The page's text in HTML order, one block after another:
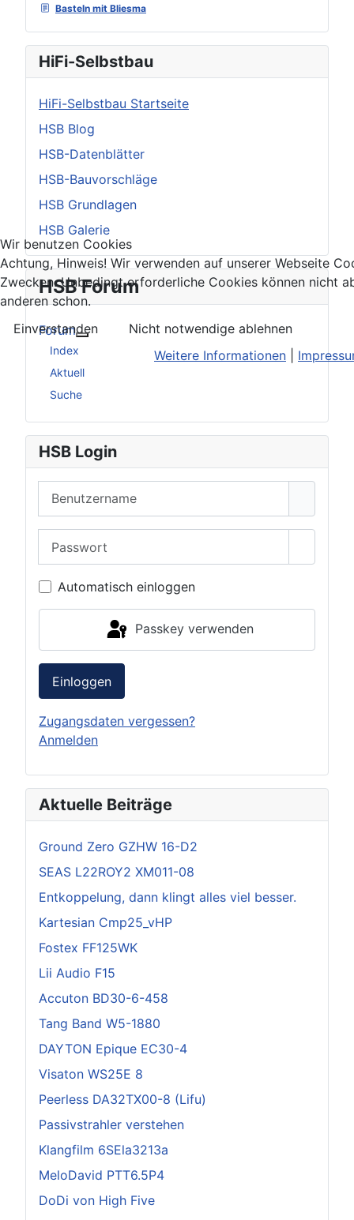
Basteln mit Bliesma
HiFi-Selbstbau
HiFi-Selbstbau Startseite
HSB Blog
HSB-Datenblätter
HSB-Bauvorschläge
HSB Grundlagen
HSB Galerie
HSB Forum
Forum
Index
Aktuell
Suche
HSB Login
Automatisch einloggen
Passkey verwenden
Einloggen
Zugangsdaten vergessen?
Anmelden
Aktuelle Beiträge
Ground Zero GZHW 16-D2
SEAS L22ROY2 XM011-08
Entkoppelung, dann klingt alles viel besser.
Kartesian Cmp25_vHP
Fostex FF125WK
Lii Audio F15
Accuton BD30-6-458
Tang Band W5-1880
DAYTON Epique EC30-4
Visaton WS25E 8
Peerless DA32TX00-8 (Lifu)
Passivstrahler verstehen
Klangfilm 6SEla3213a
MeloDavid PTT6.5P4
DoDi von High Five
Wir benutzen Cookies
Achtung, Hinweis! Wir verwenden auf unserer Webseite
Zwecken. Unbedingt erforderliche Cookies können nicht
anderen schon.
Einverstanden
Nicht notwendige ablehnen
Weitere Informationen